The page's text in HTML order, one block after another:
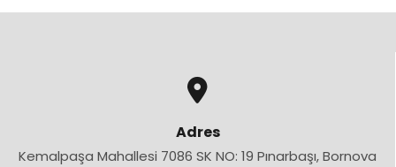
Adres
Kemalpaşa Mahallesi 7086 SK NO: 19 Pınarbaşı, Bornova